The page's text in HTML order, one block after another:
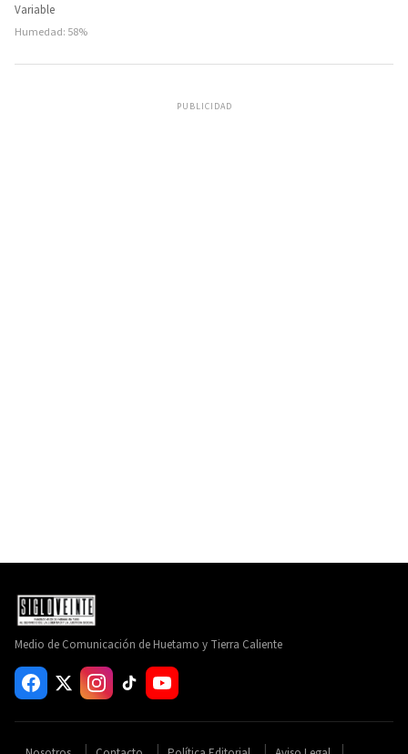
Variable
Humedad: 58%
PUBLICIDAD
Medio de Comunicación de Huetamo y Tierra Caliente